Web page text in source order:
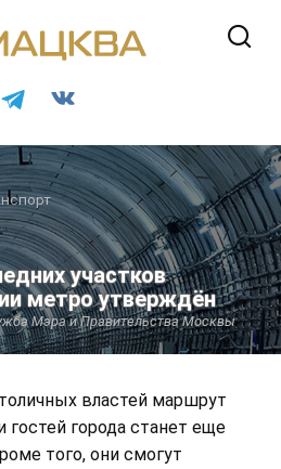
участков
метро утверждён
Мэра и Правительства Москвы
властей маршрут
города станет еще
того, они смогут